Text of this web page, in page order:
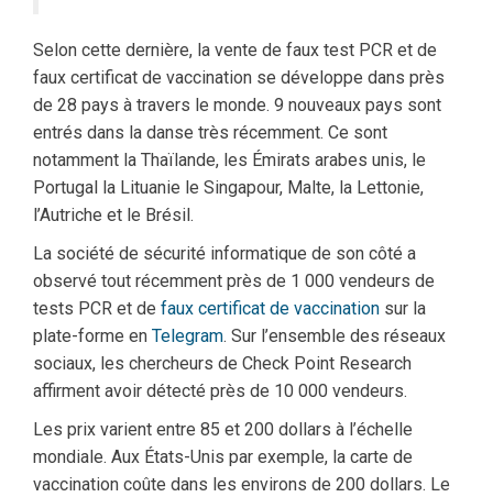
Selon cette dernière, la vente de faux test PCR et de
faux certificat de vaccination se développe dans près
de 28 pays à travers le monde. 9 nouveaux pays sont
entrés dans la danse très récemment. Ce sont
notamment la Thaïlande, les Émirats arabes unis, le
Portugal la Lituanie le Singapour, Malte, la Lettonie,
l’Autriche et le Brésil.
La société de sécurité informatique de son côté a
observé tout récemment près de 1 000 vendeurs de
tests PCR et de faux certificat de vaccination sur la
plate-forme en Telegram. Sur l’ensemble des réseaux
sociaux, les chercheurs de Check Point Research
affirment avoir détecté près de 10 000 vendeurs.
Les prix varient entre 85 et 200 dollars à l’échelle
mondiale. Aux États-Unis par exemple, la carte de
vaccination coûte dans les environs de 200 dollars. Le